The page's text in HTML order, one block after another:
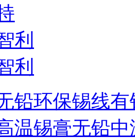
利
利
铅环保锡线有
温锡膏无铅